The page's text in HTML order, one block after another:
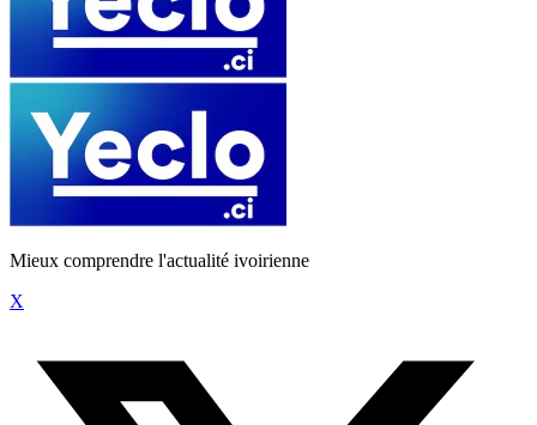
Mieux comprendre l'actualité ivoirienne
X